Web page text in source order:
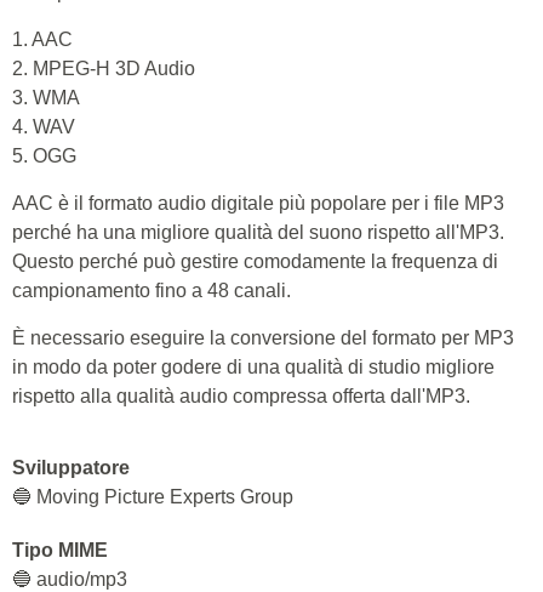
1. AAC
2. MPEG-H 3D Audio
3. WMA
4. WAV
5. OGG
AAC è il formato audio digitale più popolare per i file MP3
perché ha una migliore qualità del suono rispetto all'MP3.
Questo perché può gestire comodamente la frequenza di
campionamento fino a 48 canali.
È necessario eseguire la conversione del formato per MP3
in modo da poter godere di una qualità di studio migliore
rispetto alla qualità audio compressa offerta dall'MP3.
Sviluppatore
🔵 Moving Picture Experts Group
Tipo MIME
🔵 audio/mp3